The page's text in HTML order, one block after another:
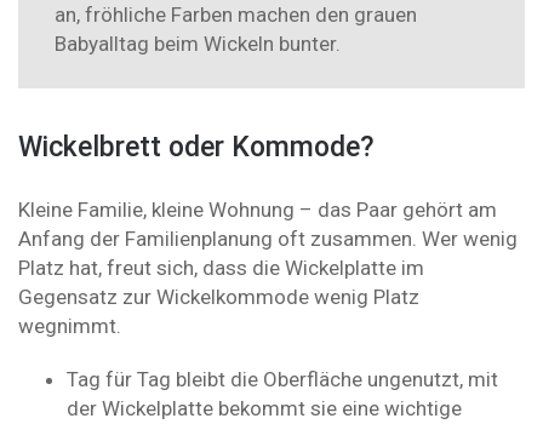
an, fröhliche Farben machen den grauen
Babyalltag beim Wickeln bunter.
Wickelbrett oder Kommode?
Kleine Familie, kleine Wohnung – das Paar gehört am
Anfang der Familienplanung oft zusammen. Wer wenig
Platz hat, freut sich, dass die Wickelplatte im
Gegensatz zur Wickelkommode wenig Platz
wegnimmt.
Tag für Tag bleibt die Oberfläche ungenutzt, mit
der Wickelplatte bekommt sie eine wichtige